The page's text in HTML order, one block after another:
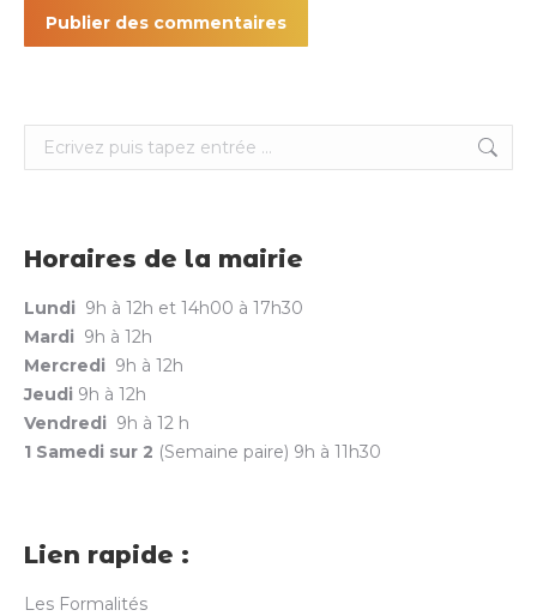
Publier des commentaires
Search:
Horaires de la mairie
Lundi 9h à 12h et 14h00 à 17h30
Mardi 9h à 12h
Mercredi 9h à 12h
Jeudi 9h à 12h
Vendredi 9h à 12 h
1 Samedi sur 2 (Semaine paire) 9h à 11h30
Lien rapide :
Les Formalités